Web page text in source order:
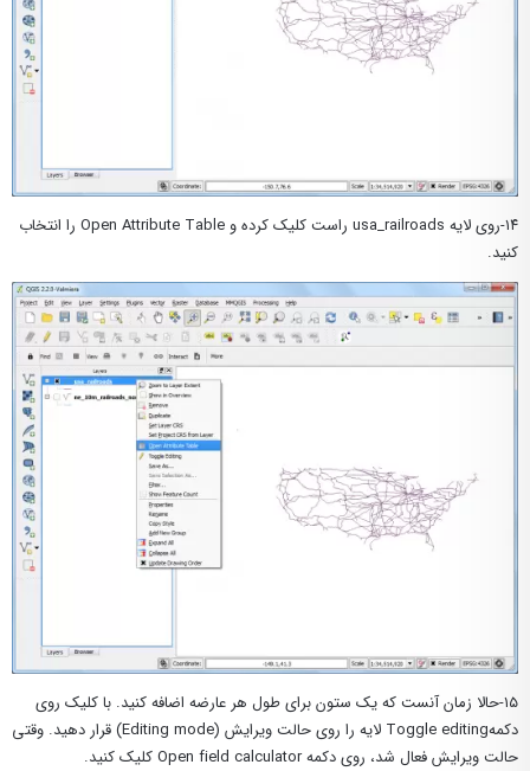
۱۴-روی لایه usa_railroads راست کلیک کرده و Open Attribute Table را انتخاب
کنید.
۱۵-حالا زمان آنست که یک ستون برای طول هر عارضه اضافه کنید. با کلیک روی
دکمهToggle editing لایه را روی حالت ویرایش (Editing mode) قرار دهید. وقتی
حالت ویرایش فعال شد، روی دکمه Open field calculator کلیک کنید.